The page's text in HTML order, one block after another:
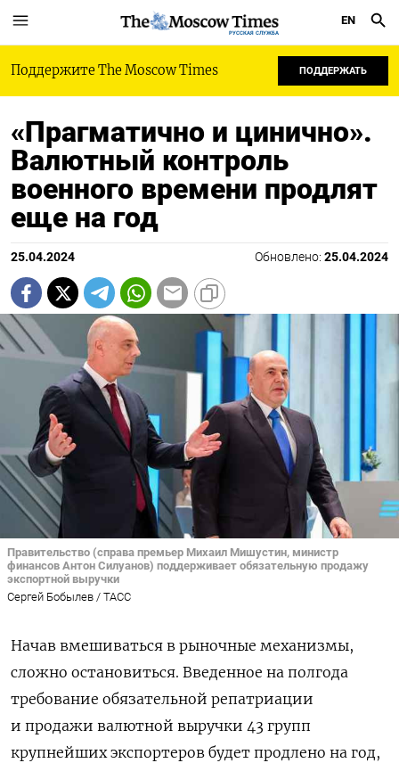
РУССКАЯ СЛУЖБА
EN
Поддержите The Moscow Times ПОДДЕРЖАТЬ
«Прагматично и цинично».
Валютный контроль
военного времени продлят
еще на год
25.04.2024 Обновлено: 25.04.2024
Правительство (справа премьер Михаил Мишустин, министр
финансов Антон Силуанов) поддерживает обязательную продажу
экспортной выручки
Сергей Бобылев / ТАСС
Начав вмешиваться в рыночные механизмы,
сложно остановиться. Введенное на полгода
требование обязательной репатриации
и продажи валютной выручки 43 групп
крупнейших экспортеров будет продлено на год,